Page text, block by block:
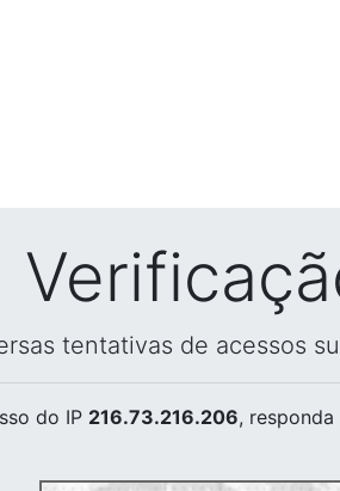
tentativas de acessos
do IP 216.73.216.206,